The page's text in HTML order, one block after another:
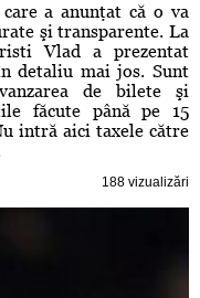
a anunţat că o va
şi transparente. La
Vlad a prezentat
detaliu mai jos. Sunt
de bilete şi
făcute până pe 15
intră aici taxele către
188 vizualizări